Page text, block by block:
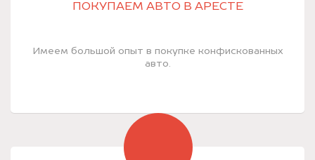
ПОКУПАЕМ АВТО В АРЕСТЕ
Имеем большой опыт в покупке конфискованных
авто.